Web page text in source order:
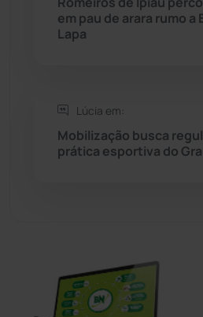
Sudoeste Baiano
Tanque Novo
Tecnologia
em pau de arara rumo a
Lapa
Lúcia em:
Mobilização busca
prática esportiva do